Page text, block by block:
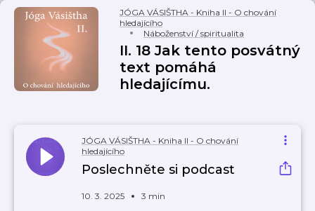
JÓGA VÁSIŠTHA - Kniha II - O chování
hledajícího
Náboženství / spiritualita
II. 18 Jak tento posvátný
text pomáhá
hledajícímu.
JÓGA VÁSIŠTHA - Kniha II - O chování
hledajícího
Poslechněte si podcast
10. 3. 2025 3 min